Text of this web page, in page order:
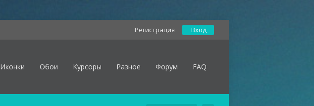
Регистрация Вход
Иконки Обои Курсоры Разное Форум FAQ